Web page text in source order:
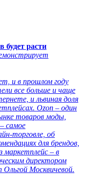
будет расти
и в прошлом году
все больше и чаще
и львиная доля
Ozon – один
товаров моды,
самое
торговле, об
для брендов,
маркетплейс – в
директором
Ольгой Москвичевой.